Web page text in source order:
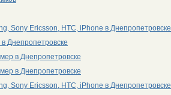
Sony Ericsson, HTC, iPhone в Днепропетровске
Днепропетровске
в Днепропетровске
в Днепропетровске
Sony Ericsson, HTC, iPhone в Днепропетровске